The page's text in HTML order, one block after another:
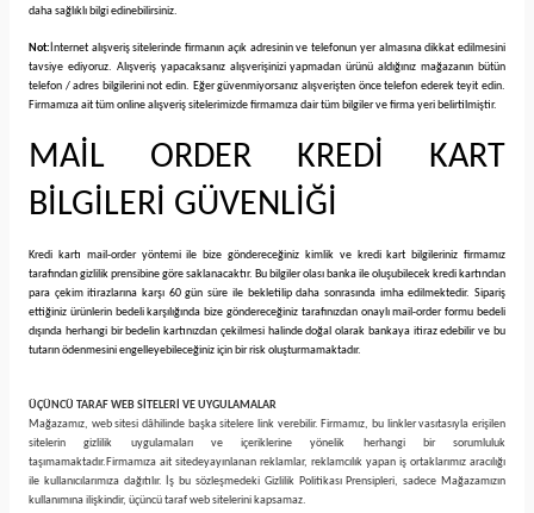
daha sağlıklı bilgi edinebilirsiniz.
Not: İnternet alışveriş sitelerinde firmanın açık adresinin ve telefonun yer almasına dikkat edilmesini
tavsiye ediyoruz. Alışveriş yapacaksanız alışverişinizi yapmadan ürünü aldığınız mağazanın bütün
telefon / adres bilgilerini not edin. Eğer güvenmiyorsanız alışverişten önce telefon ederek teyit edin.
Firmamıza ait tüm online alışveriş sitelerimizde firmamıza dair tüm bilgiler ve firma yeri belirtilmiştir.
MAİL ORDER KREDİ KART
BİLGİLERİ GÜVENLİĞİ
Kredi kartı mail-order yöntemi ile bize göndereceğiniz kimlik ve kredi kart bilgileriniz firmamız
tarafından gizlilik prensibine göre saklanacaktır. Bu bilgiler olası banka ile oluşubilecek kredi kartından
para çekim itirazlarına karşı 60 gün süre ile bekletilip daha sonrasında imha edilmektedir. Sipariş
ettiğiniz ürünlerin bedeli karşılığında bize göndereceğiniz tarafınızdan onaylı mail-order formu bedeli
dışında herhangi bir bedelin kartınızdan çekilmesi halinde doğal olarak bankaya itiraz edebilir ve bu
tutarın ödenmesini engelleyebileceğiniz için bir risk oluşturmamaktadır.
ÜÇÜNCÜ TARAF WEB SİTELERİ VE UYGULAMALAR
Mağazamız, web sitesi dâhilinde başka sitelere link verebilir. Firmamız, bu linkler vasıtasıyla erişilen
sitelerin gizlilik uygulamaları ve içeriklerine yönelik herhangi bir sorumluluk
taşımamaktadır.Firmamıza ait sitedeyayınlanan reklamlar, reklamcılık yapan iş ortaklarımız aracılığı
ile kullanıcılarımıza dağıtılır. İş bu sözleşmedeki Gizlilik Politikası Prensipleri, sadece Mağazamızın
kullanımına ilişkindir, üçüncü taraf web sitelerini kapsamaz.